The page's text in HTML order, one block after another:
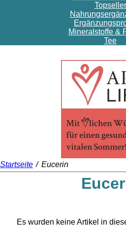
Topseller
Mineralstoffe &
Tee
Startseite / Eucerin
Es wurden keine Artikel in